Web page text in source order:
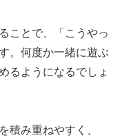
ことで、「こうやっ
。何度か一緒に遊ぶ
るようになるでしょ
積み重ねやすく、